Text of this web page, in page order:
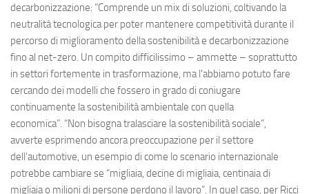
decarbonizzazione: “Comprende un mix di soluzioni, coltivando la
neutralità tecnologica per poter mantenere competitività durante il
percorso di miglioramento della sostenibilità e decarbonizzazione
fino al net-zero. Un compito difficilissimo – ammette – soprattutto
in settori fortemente in trasformazione, ma l'abbiamo potuto fare
cercando dei modelli che fossero in grado di coniugare
continuamente la sostenibilità ambientale con quella
economica”. “Non bisogna tralasciare la sostenibilità sociale”,
avverte esprimendo ancora preoccupazione per il settore
dell’automotive, un esempio di come lo scenario internazionale
potrebbe cambiare se “migliaia, decine di migliaia, centinaia di
migliaia o milioni di persone perdono il lavoro”. In quel caso, per Ricci